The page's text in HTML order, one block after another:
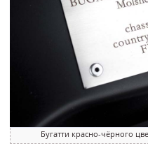
Бугатти красно-чёрного